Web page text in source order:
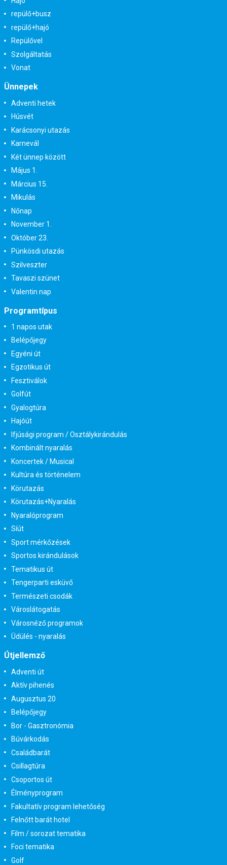
repülő+busz
repülő+hajó
Repülővel
Szolgáltatás
Vonat
Ünnepek
Adventi hetek
Húsvét
Karácsonyi utazás
Karnevál
Két ünnep között
Május 1.
Március 15.
Mikulás
Nőnap
November 1.
Október 23.
Pünkösdi utazás
Szilveszter
Tavaszi szünet
Valentin nap
Programtípus
1 napos utak
Belépőjegy
Egyéni út
Egzotikus út
Fesztiválok
Golfút
Gyalogtúra
Hajóút
Ifjúsági program / Osztálykirándulás
Kombinált nyaralás
Koncertek / Musical
Kultúra és történelem
Körutazás
Körutazás+Nyaralás
Nyaralóprogram
Síút
Sport mérkőzések
Sportos kirándulások
Tematikus út
Tengerparti esküvő
Természeti csodák
Városlátogatás
Városnéző programok
Üdülés - nyaralás
Útjellemző
Adventi út
Aktív pihenés
Augusztus 20
Belépőjegy
Bor - Gasztronómia
Búvárkodás
Családbarát
Csillagtúra
Csoportos út
Élményprogram
Fakultatív program lehetőség
Felnőtt barát hotel
Film / sorozat tematika
Foci tematika
Golf